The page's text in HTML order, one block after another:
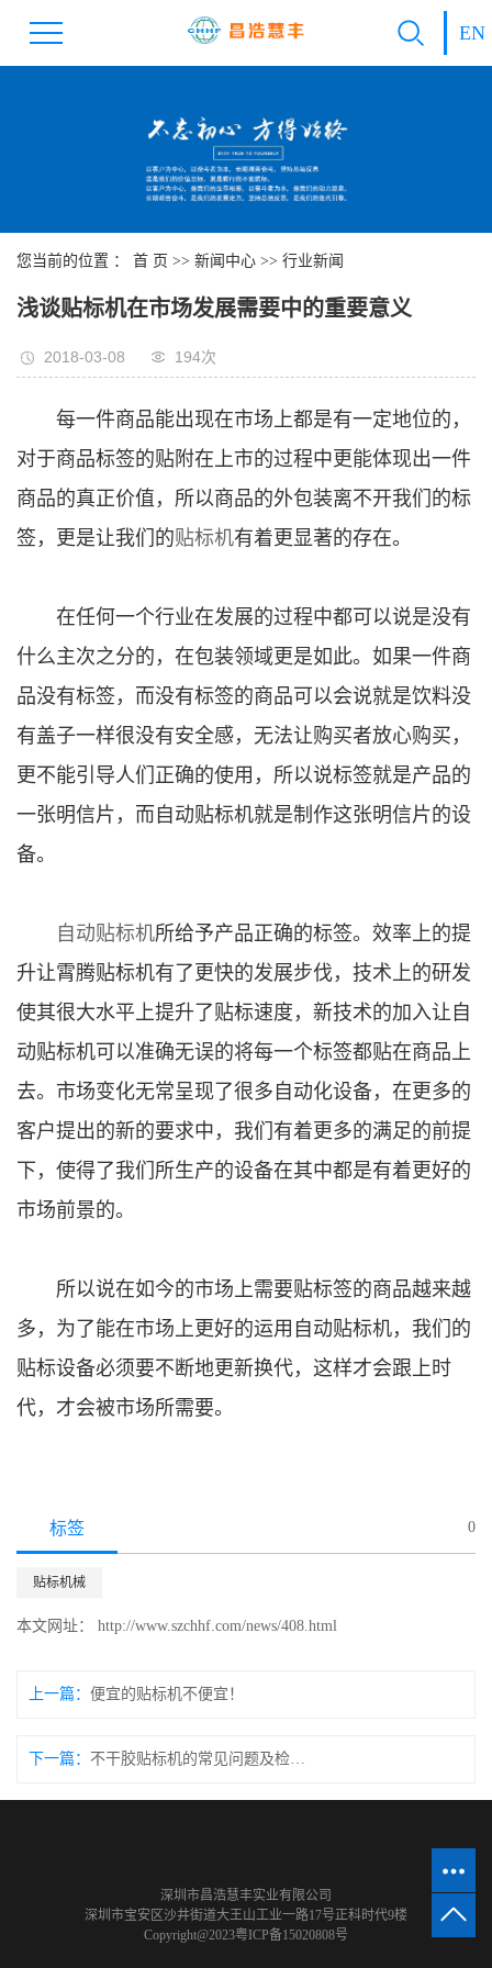
EN
您当前的位置 ： 首 页 >> 新闻中心 >> 行业新闻
浅谈贴标机在市场发展需要中的重要意义
2018-03-08 194次
每一件商品能出现在市场上都是有一定地位的，
对于商品标签的贴附在上市的过程中更能体现出一件
商品的真正价值，所以商品的外包装离不开我们的标
签，更是让我们的贴标机有着更显著的存在。
在任何一个行业在发展的过程中都可以说是没有
什么主次之分的，在包装领域更是如此。如果一件商
品没有标签，而没有标签的商品可以会说就是饮料没
有盖子一样很没有安全感，无法让购买者放心购买，
更不能引导人们正确的使用，所以说标签就是产品的
一张明信片，而自动贴标机就是制作这张明信片的设
备。
自动贴标机所给予产品正确的标签。效率上的提
升让霄腾贴标机有了更快的发展步伐，技术上的研发
使其很大水平上提升了贴标速度，新技术的加入让自
动贴标机可以准确无误的将每一个标签都贴在商品上
去。市场变化无常呈现了很多自动化设备，在更多的
客户提出的新的要求中，我们有着更多的满足的前提
下，使得了我们所生产的设备在其中都是有着更好的
市场前景的。
所以说在如今的市场上需要贴标签的商品越来越
多，为了能在市场上更好的运用自动贴标机，我们的
贴标设备必须要不断地更新换代，这样才会跟上时
代，才会被市场所需要。
标签 0
贴标机械
本文网址： http://www.szchhf.com/news/408.html
上一篇： 便宜的贴标机不便宜！
下一篇：
深圳市昌浩慧丰实业有限公司
深圳市宝安区沙井街道大王山工业一路17号正科时代9楼
Copyright@2023粤ICP备15020808号